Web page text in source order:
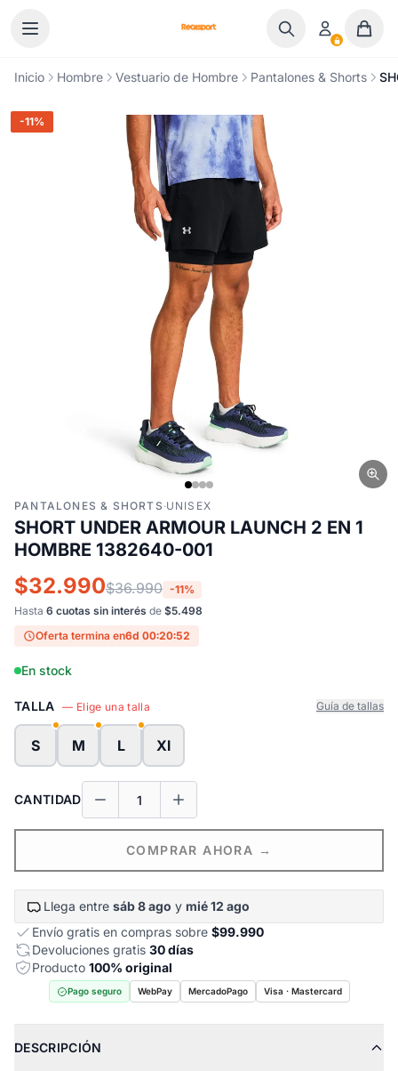
Inicio Hombre Vestuario de Hombre Pantalones & Shorts
-11%
PANTALONES & SHORTS ·UNISEX
SHORT UNDER ARMOUR LAUNCH 2 EN 1
HOMBRE 1382640-001
$32.990$36.990 -11%
Hasta 6 cuotas sin interés de $5.498
Oferta termina en6d 00:20:52
En stock
TALLA — Elige una talla Guía de tallas
S M L Xl
CANTIDAD
COMPRAR AHORA →
Llega entre sáb 8 ago y mié 12 ago
Envío gratis en compras sobre $99.990
Devoluciones gratis 30 días
Producto 100% original
Pago seguro WebPay MercadoPago Visa · Mastercard
DESCRIPCIÓN